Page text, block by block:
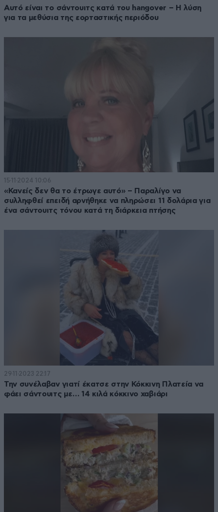
Αυτό είναι το σάντουιτς κατά του hangover – H λύση
για τα μεθύσια της εορταστικής περιόδου
15·11·2024 10:06
«Κανείς δεν θα το έτρωγε αυτό» – Παραλίγο να
συλληφθεί επειδή αρνήθηκε να πληρώσει 11 δολάρια για
ένα σάντουιτς τόνου κατά τη διάρκεια πτήσης
29·11·2023 22:17
Την συνέλαβαν γιατί έκατσε στην Κόκκινη Πλατεία να
φάει σάντουιτς με… 14 κιλά κόκκινο χαβιάρι